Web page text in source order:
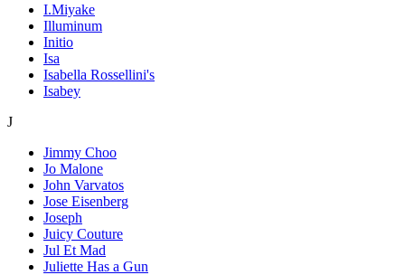
I.Miyake
Illuminum
Initio
Isa
Isabella Rossellini's
Isabey
J
Jimmy Choo
Jo Malone
John Varvatos
Jose Eisenberg
Joseph
Juicy Couture
Jul Et Mad
Juliette Has a Gun